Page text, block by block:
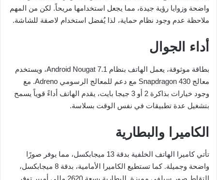
واضحة وزوايا رؤية جيدة، مما يجعل استخدامها مريحاً. لكن من المهم
ملاحظة عدم وجود نظام حماية، لذا يُفضل استخدام لاصقة للشاشة.
أداء الجوال
بطاقة موثوقة، يعمل الهاتف بنظام Android Nougat 7.1، ويستخدم
معالج Snapdragon 430 مع دعم للمعالج الرسومي Adreno. مع
وجود خيارات بذاكرة 2 أو 3 جيجا بايت، يقدم الهاتف أداءً قوياً يسمح
بتشغيل عدة تطبيقات في نفس الوقت بسلاسة.
الكاميرا والبطارية
تأتي كاميرا الهاتف الخلفية بدقة 13 ميجابكسل، مما يوفر صورًا
واضحة وجميلة. كما تستطيع الكاميرا الأمامية، بدقة 8 ميجابكسل،
التقاط صور سيلفي مميزة. البطارية بسعة 2620 مللي أمبير توفر